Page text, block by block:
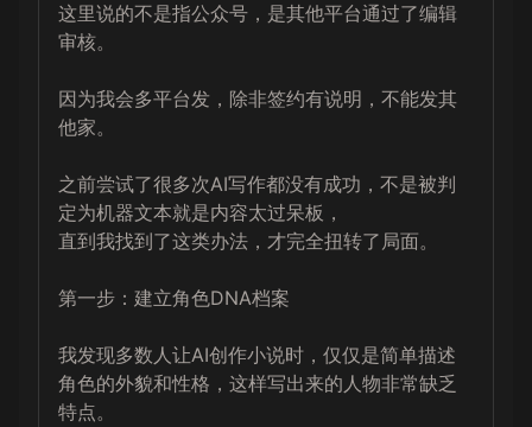
这里说的不是指公众号，是其他平台通过了编辑
审核。
因为我会多平台发，除非签约有说明，不能发其
他家。
之前尝试了很多次AI写作都没有成功，不是被判
定为机器文本就是内容太过呆板，
直到我找到了这类办法，才完全扭转了局面。
第一步：建立角色DNA档案
我发现多数人让AI创作小说时，仅仅是简单描述
角色的外貌和性格，这样写出来的人物非常缺乏
特点。